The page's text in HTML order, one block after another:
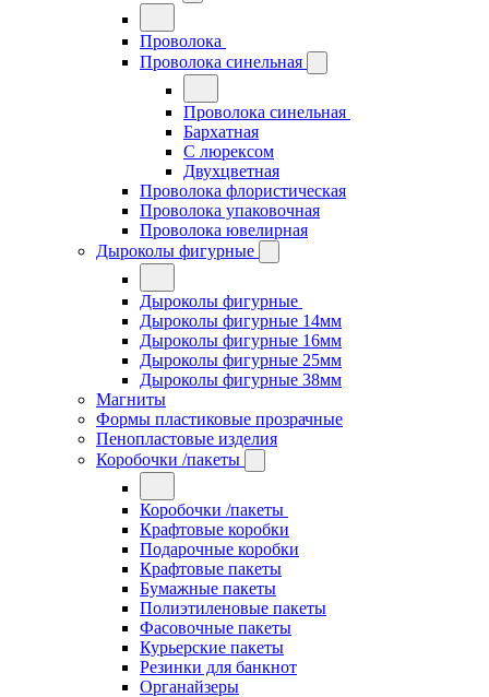
Проволока
Проволока синельная
Проволока синельная
Бархатная
С люрексом
Двухцветная
Проволока флористическая
Проволока упаковочная
Проволока ювелирная
Дыроколы фигурные
Дыроколы фигурные
Дыроколы фигурные 14мм
Дыроколы фигурные 16мм
Дыроколы фигурные 25мм
Дыроколы фигурные 38мм
Магниты
Формы пластиковые прозрачные
Пенопластовые изделия
Коробочки /пакеты
Коробочки /пакеты
Крафтовые коробки
Подарочные коробки
Крафтовые пакеты
Бумажные пакеты
Полиэтиленовые пакеты
Фасовочные пакеты
Курьерские пакеты
Резинки для банкнот
Органайзеры